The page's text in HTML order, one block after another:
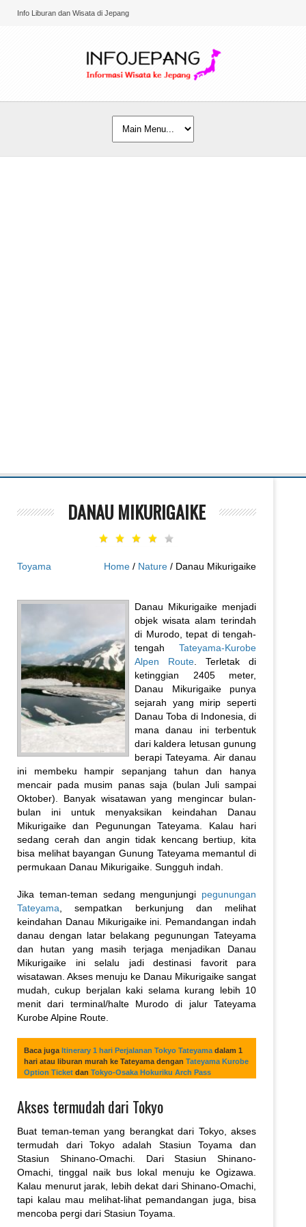
Info Liburan dan Wisata di Jepang
DANAU MIKURIGAIKE
Toyama Home / Nature / Danau Mikurigaike
Danau Mikurigaike menjadi
objek wisata alam terindah
di Murodo, tepat di tengah-
tengah Tateyama-Kurobe
Alpen Route . Terletak di
ketinggian 2405 meter,
Danau Mikurigaike punya
sejarah yang mirip seperti
Danau Toba di Indonesia, di
mana danau ini terbentuk
dari kaldera letusan gunung
berapi Tateyama. Air danau
ini membeku hampir sepanjang tahun dan hanya
mencair pada musim panas saja (bulan Juli sampai
Oktober). Banyak wisatawan yang mengincar bulan-
bulan ini untuk menyaksikan keindahan Danau
Mikurigaike dan Pegunungan Tateyama. Kalau hari
sedang cerah dan angin tidak kencang bertiup, kita
bisa melihat bayangan Gunung Tateyama memantul di
permukaan Danau Mikurigaike. Sungguh indah.
Jika teman-teman sedang mengunjungi pegunungan
Tateyama , sempatkan berkunjung dan melihat
keindahan Danau Mikurigaike ini. Pemandangan indah
danau dengan latar belakang pegunungan Tateyama
dan hutan yang masih terjaga menjadikan Danau
Mikurigaike ini selalu jadi destinasi favorit para
wisatawan. Akses menuju ke Danau Mikurigaike sangat
mudah, cukup berjalan kaki selama kurang lebih 10
menit dari terminal/halte Murodo di jalur Tateyama
Kurobe Alpine Route.
Baca juga Itinerary 1 hari Perjalanan Tokyo Tateyama dalam 1
hari atau liburan murah ke Tateyama dengan Tateyama Kurobe
Option Ticket dan Tokyo-Osaka Hokuriku Arch Pass
Akses termudah dari Tokyo
Buat teman-teman yang berangkat dari Tokyo, akses
termudah dari Tokyo adalah Stasiun Toyama dan
Stasiun Shinano-Omachi. Dari Stasiun Shinano-
Omachi, tinggal naik bus lokal menuju ke Ogizawa.
Kalau menurut jarak, lebih dekat dari Shinano-Omachi,
tapi kalau mau melihat-lihat pemandangan juga, bisa
mencoba pergi dari Stasiun Toyama.